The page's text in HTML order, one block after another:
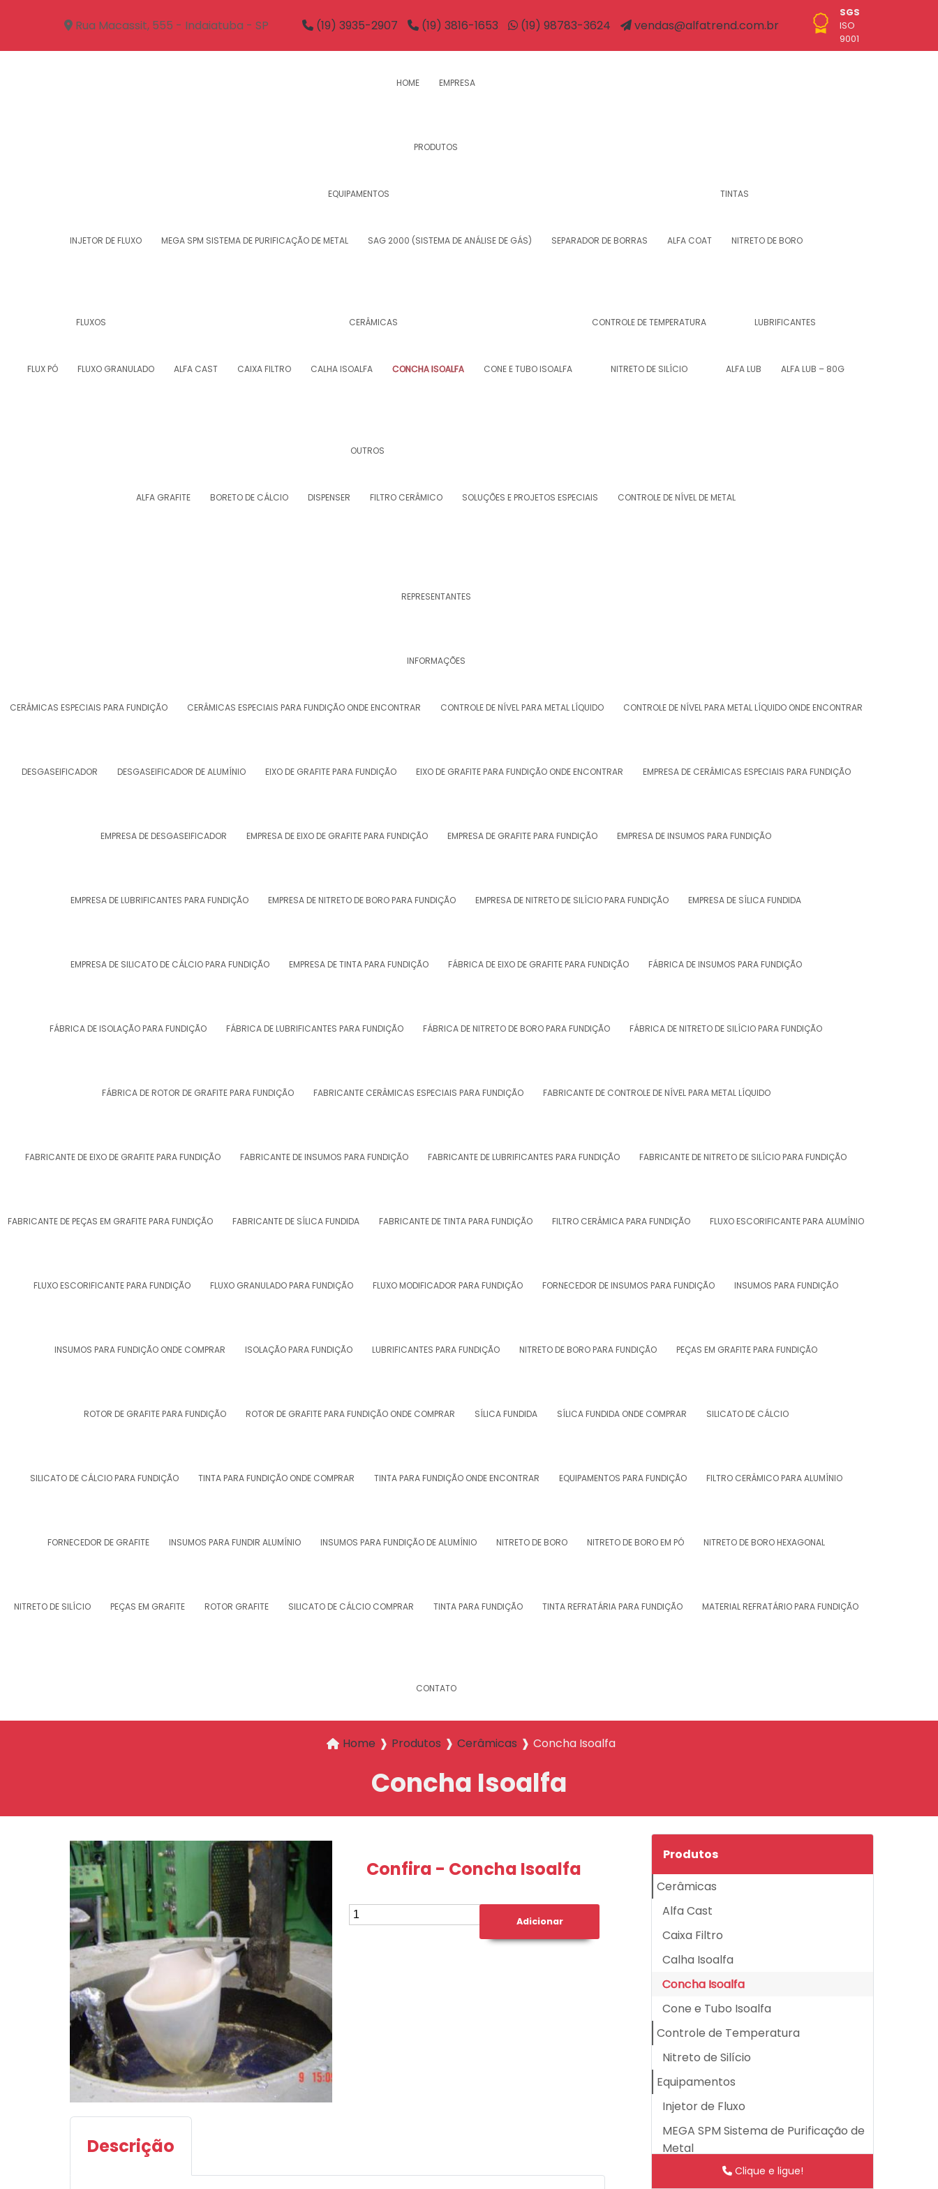
Rua Macassit, 555 - Indaiatuba - SP (19) 3935-2907 (19) 3816-1653 (19) 98783-3624 vendas@alfatrend.com.br
SGS
ISO
9001
HOME EMPRESA
PRODUTOS
EQUIPAMENTOS
INJETOR DE FLUXO MEGA SPM SISTEMA DE PURIFICAÇÃO DE METAL SAG 2000 (SISTEMA DE ANÁLISE DE GÁS) SEPARADOR DE BORRAS
TINTAS
ALFA COAT NITRETO DE BORO
FLUXOS
FLUX PÓ FLUXO GRANULADO
CERÂMICAS
ALFA CAST CAIXA FILTRO CALHA ISOALFA CONCHA ISOALFA CONE E TUBO ISOALFA
CONTROLE DE TEMPERATURA
NITRETO DE SILÍCIO
LUBRIFICANTES
ALFA LUB ALFA LUB – 80G
OUTROS
ALFA GRAFITE BORETO DE CÁLCIO DISPENSER FILTRO CERÂMICO SOLUÇÕES E PROJETOS ESPECIAIS CONTROLE DE NÍVEL DE METAL
REPRESENTANTES
INFORMAÇÕES
CERÂMICAS ESPECIAIS PARA FUNDIÇÃO CERÂMICAS ESPECIAIS PARA FUNDIÇÃO ONDE ENCONTRAR CONTROLE DE NÍVEL PARA METAL LÍQUIDO CONTROLE DE NÍVEL PARA METAL LÍQUIDO ONDE ENCONTRAR
DESGASEIFICADOR DESGASEIFICADOR DE ALUMÍNIO EIXO DE GRAFITE PARA FUNDIÇÃO EIXO DE GRAFITE PARA FUNDIÇÃO ONDE ENCONTRAR EMPRESA DE CERÂMICAS ESPECIAIS PARA FUNDIÇÃO
EMPRESA DE DESGASEIFICADOR EMPRESA DE EIXO DE GRAFITE PARA FUNDIÇÃO EMPRESA DE GRAFITE PARA FUNDIÇÃO EMPRESA DE INSUMOS PARA FUNDIÇÃO
EMPRESA DE LUBRIFICANTES PARA FUNDIÇÃO EMPRESA DE NITRETO DE BORO PARA FUNDIÇÃO EMPRESA DE NITRETO DE SILÍCIO PARA FUNDIÇÃO EMPRESA DE SÍLICA FUNDIDA
EMPRESA DE SILICATO DE CÁLCIO PARA FUNDIÇÃO EMPRESA DE TINTA PARA FUNDIÇÃO FÁBRICA DE EIXO DE GRAFITE PARA FUNDIÇÃO FÁBRICA DE INSUMOS PARA FUNDIÇÃO
FÁBRICA DE ISOLAÇÃO PARA FUNDIÇÃO FÁBRICA DE LUBRIFICANTES PARA FUNDIÇÃO FÁBRICA DE NITRETO DE BORO PARA FUNDIÇÃO FÁBRICA DE NITRETO DE SILÍCIO PARA FUNDIÇÃO
FÁBRICA DE ROTOR DE GRAFITE PARA FUNDIÇÃO FABRICANTE CERÂMICAS ESPECIAIS PARA FUNDIÇÃO FABRICANTE DE CONTROLE DE NÍVEL PARA METAL LÍQUIDO
FABRICANTE DE EIXO DE GRAFITE PARA FUNDIÇÃO FABRICANTE DE INSUMOS PARA FUNDIÇÃO FABRICANTE DE LUBRIFICANTES PARA FUNDIÇÃO FABRICANTE DE NITRETO DE SILÍCIO PARA FUNDIÇÃO
FABRICANTE DE PEÇAS EM GRAFITE PARA FUNDIÇÃO FABRICANTE DE SÍLICA FUNDIDA FABRICANTE DE TINTA PARA FUNDIÇÃO FILTRO CERÂMICA PARA FUNDIÇÃO FLUXO ESCORIFICANTE PARA ALUMÍNIO
FLUXO ESCORIFICANTE PARA FUNDIÇÃO FLUXO GRANULADO PARA FUNDIÇÃO FLUXO MODIFICADOR PARA FUNDIÇÃO FORNECEDOR DE INSUMOS PARA FUNDIÇÃO INSUMOS PARA FUNDIÇÃO
INSUMOS PARA FUNDIÇÃO ONDE COMPRAR ISOLAÇÃO PARA FUNDIÇÃO LUBRIFICANTES PARA FUNDIÇÃO NITRETO DE BORO PARA FUNDIÇÃO PEÇAS EM GRAFITE PARA FUNDIÇÃO
ROTOR DE GRAFITE PARA FUNDIÇÃO ROTOR DE GRAFITE PARA FUNDIÇÃO ONDE COMPRAR SÍLICA FUNDIDA SÍLICA FUNDIDA ONDE COMPRAR SILICATO DE CÁLCIO
SILICATO DE CÁLCIO PARA FUNDIÇÃO TINTA PARA FUNDIÇÃO ONDE COMPRAR TINTA PARA FUNDIÇÃO ONDE ENCONTRAR EQUIPAMENTOS PARA FUNDIÇÃO FILTRO CERÂMICO PARA ALUMÍNIO
FORNECEDOR DE GRAFITE INSUMOS PARA FUNDIR ALUMÍNIO INSUMOS PARA FUNDIÇÃO DE ALUMÍNIO NITRETO DE BORO NITRETO DE BORO EM PÓ NITRETO DE BORO HEXAGONAL
NITRETO DE SILÍCIO PEÇAS EM GRAFITE ROTOR GRAFITE SILICATO DE CÁLCIO COMPRAR TINTA PARA FUNDIÇÃO TINTA REFRATÁRIA PARA FUNDIÇÃO MATERIAL REFRATÁRIO PARA FUNDIÇÃO
CONTATO
Home ❱ Produtos ❱ Cerâmicas ❱ Concha Isoalfa
Concha Isoalfa
Confira - Concha Isoalfa
Descrição
Produtos
Cerâmicas
Alfa Cast
Caixa Filtro
Calha Isoalfa
Concha Isoalfa
Cone e Tubo Isoalfa
Controle de Temperatura
Nitreto de Silício
Equipamentos
Injetor de Fluxo
MEGA SPM Sistema de Purificação de
Metal
SAG 2000 (Sistema de Análise de
Clique e ligue!